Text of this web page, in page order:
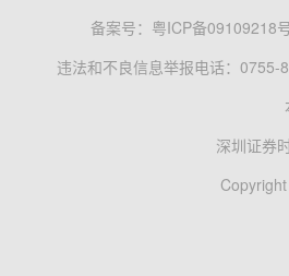
备案号： 粤ICP备09109218
违法和不良信息举报电话：0755-
深圳证券